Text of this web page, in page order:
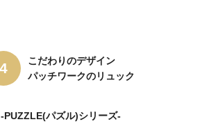
こだわりのデザイン
パッチワークのリュック
-PUZZLE(パズル)シリーズ-